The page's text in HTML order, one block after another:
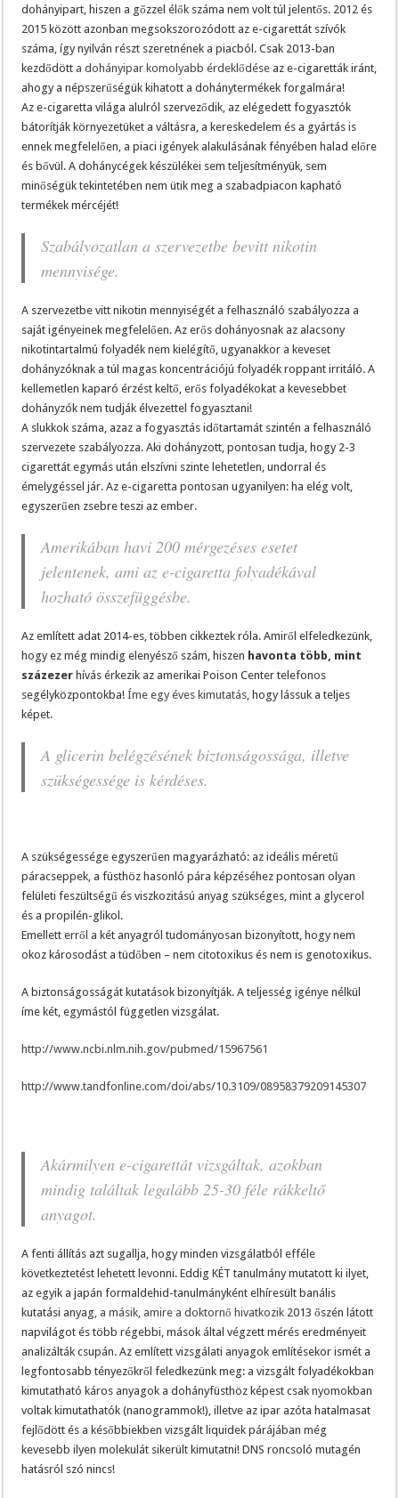
dohányipart, hiszen a gőzzel élők száma nem volt túl jelentős. 2012 és
2015 között azonban megsokszorozódott az e-cigarettát szívók
száma, így nyilván részt szeretnének a piacból. Csak 2013-ban
kezdődött a dohányipar komolyabb érdeklődése az e-cigaretták iránt,
ahogy a népszerűségük kihatott a dohánytermékek forgalmára!
Az e-cigaretta világa alulról szerveződik, az elégedett fogyasztók
bátorítják környezetüket a váltásra, a kereskedelem és a gyártás is
ennek megfelelően, a piaci igények alakulásának fényében halad előre
és bővül. A dohánycégek készülékei sem teljesítményük, sem
minőségük tekintetében nem ütik meg a szabadpiacon kapható
termékek mércéjét!
Szabályozatlan a szervezetbe bevitt nikotin
mennyisége.
A szervezetbe vitt nikotin mennyiségét a felhasználó szabályozza a
saját igényeinek megfelelően. Az erős dohányosnak az alacsony
nikotintartalmú folyadék nem kielégítő, ugyanakkor a keveset
dohányzóknak a túl magas koncentrációjú folyadék roppant irritáló. A
kellemetlen kaparó érzést keltő, erős folyadékokat a kevesebbet
dohányzók nem tudják élvezettel fogyasztani!
A slukkok száma, azaz a fogyasztás időtartamát szintén a felhasználó
szervezete szabályozza. Aki dohányzott, pontosan tudja, hogy 2-3
cigarettát egymás után elszívni szinte lehetetlen, undorral és
émelygéssel jár. Az e-cigaretta pontosan ugyanilyen: ha elég volt,
egyszerűen zsebre teszi az ember.
Amerikában havi 200 mérgezéses esetet
jelentenek, ami az e-cigaretta folyadékával
hozható összefüggésbe.
Az említett adat 2014-es, többen cikkeztek róla. Amiről elfeledkezünk,
hogy ez még mindig elenyésző szám, hiszen havonta több, mint
százezer hívás érkezik az amerikai Poison Center telefonos
segélyközpontokba!Íme egy éves kimutatás , hogy lássuk a teljes
képet.
A glicerin belégzésének biztonságossága, illetve
szükségessége is kérdéses.
A szükségessége egyszerűen magyarázható: az ideális méretű
páracseppek, a füsthöz hasonló pára képzéséhez pontosan olyan
felületi feszültségű és viszkozitású anyag szükséges, mint a glycerol
és a propilén-glikol.
Emellett erről a két anyagról tudományosan bizonyított, hogy nem
okoz károsodást a tüdőben – nem citotoxikus és nem is genotoxikus.
A biztonságosságát kutatások bizonyítják. A teljesség igénye nélkül
íme két, egymástól független vizsgálat.
http://www.ncbi.nlm.nih.gov/pubmed/15967561
http://www.tandfonline.com/doi/abs/10.3109/08958379209145307
Akármilyen e-cigarettát vizsgáltak, azokban
mindig találtak legalább 25-30 féle rákkeltő
anyagot.
A fenti állítás azt sugallja, hogy minden vizsgálatból efféle
következtetést lehetett levonni. Eddig KÉT tanulmány mutatott ki ilyet,
az egyik a japán formaldehid-tanulmányként elhíresült banális
kutatási anyag, a másik, amire a doktornő hivatkozik 2013 őszén látott
napvilágot és több régebbi, mások által végzett mérés eredményeit
analizálták csupán. Az említett vizsgálati anyagok említésekor ismét a
legfontosabb tényezőkről feledkezünk meg: a vizsgált folyadékokban
kimutatható káros anyagok a dohányfüsthöz képest csak nyomokban
voltak kimutathatók (nanogrammok!), illetve az ipar azóta hatalmasat
fejlődött és a későbbiekben vizsgált liquidek párájában még
kevesebb ilyen molekulát sikerült kimutatni! DNS roncsoló mutagén
hatásról szó nincs!